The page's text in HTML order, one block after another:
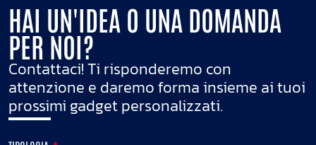
HAI UN'IDEA O UNA DOMANDA
PER NOI?
Contattaci! Ti risponderemo con
attenzione e daremo forma insieme ai tuoi
prossimi gadget personalizzati.